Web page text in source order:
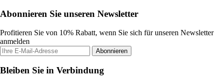
Abonnieren Sie unseren Newsletter
Profitieren Sie von 10% Rabatt, wenn Sie sich für unseren Newsletter
anmelden
Abonnieren
Bleiben Sie in Verbindung